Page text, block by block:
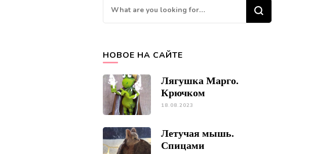
Looking
for
НОВОЕ НА САЙТЕ
Лягушка Марго.
Крючком
18.08.2023
Летучая мышь.
Спицами